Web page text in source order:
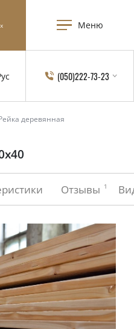
Меню
(050)222-73-23
деревянная
Отзывы 1